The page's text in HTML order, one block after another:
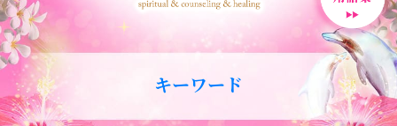
キーワード